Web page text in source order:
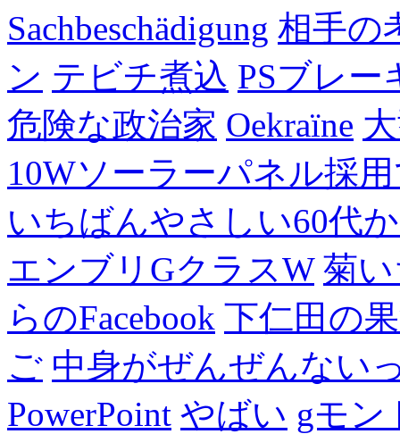
Sachbeschädigung 相手の
ン テビチ煮込 PSブレー
危険な政治家 Oekraïne
10Wソーラーパネル採
いちばんやさしい60代
エンブリGクラスW 菊
らのFacebook 下仁田の
ご 中身がぜんぜんない
PowerPoint やばい gモン